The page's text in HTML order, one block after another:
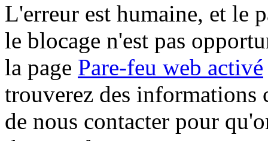
L'erreur est humaine, et le
le blocage n'est pas
la page Pare-feu web activé
trouverez des informations
de nous contacter pour